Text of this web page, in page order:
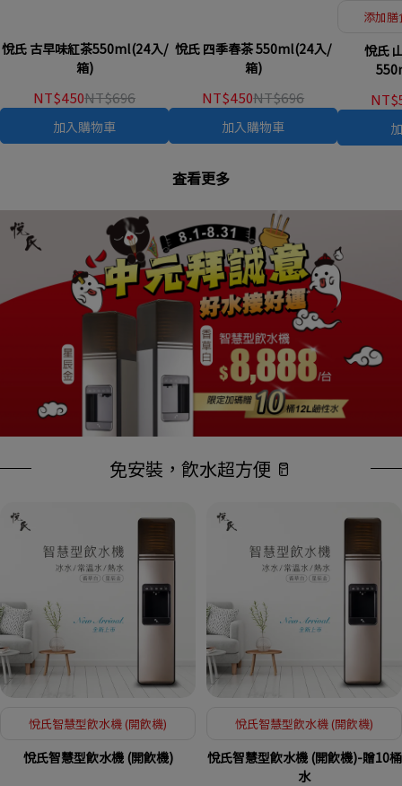
悅氏 古早味紅茶550ml(24入/
箱)
NT$450NT$696
加入購物車
悅氏 四季春茶 550ml(24入/
箱)
NT$450NT$696
加入購物車
添加
悅氏
查看更多
免安裝，飲水超方便 🥛
悅氏智慧型飲水機 (開飲機)
悅氏智慧型飲水機 (開飲機)
悅氏智慧型飲水機 (開飲機)
悅氏智慧型飲水機 (開飲機)-贈10桶
水